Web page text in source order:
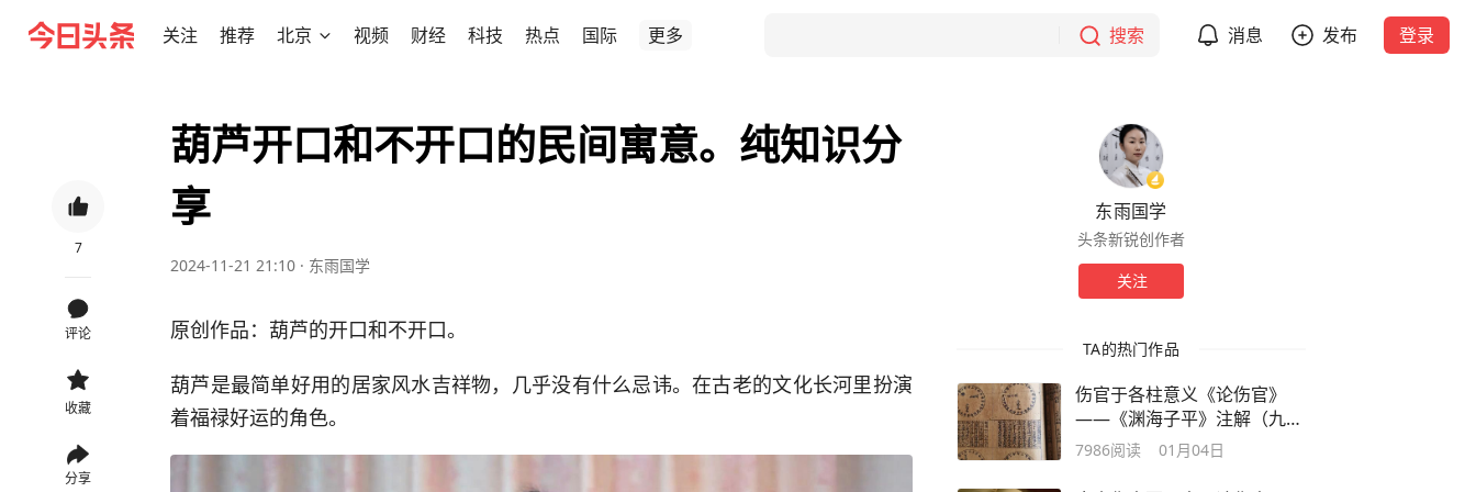
关注 推荐 北京 视频 财经 科技 热点 国际 更多 搜索 消息 发布 登录
7
评论
收藏
分享
葫芦开口和不开口的民间寓意。纯知识分
享
2024-11-21 21:10 · 东雨国学
原创作品：葫芦的开口和不开口。
葫芦是最简单好用的居家风水吉祥物，几乎没有什么忌讳。在古老的文化长河里扮演
着福禄好运的角色。
东雨国学
头条新锐创作者
关注
TA的热门作品
伤官于各柱意义《论伤官》
——《渊海子平》注解（九
4）
7986阅读 01月04日